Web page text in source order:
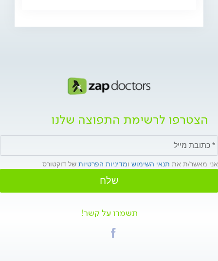
הצטרפו לרשימת התפוצה שלנו
אני מאשר/ת את תנאי השימוש ומדיניות הפרטיות של דוקטורס
שלח
תשמרו על קשר!